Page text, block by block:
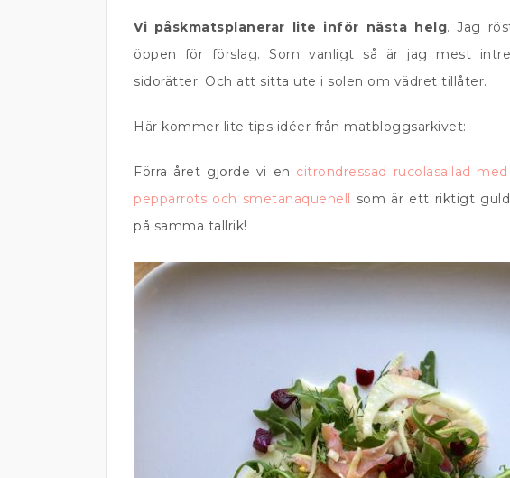
Vi påskmatsplanerar lite inför nästa helg. Jag
öppen för förslag. Som vanligt så är jag mest
sidorätter. Och att sitta ute i solen om vädret tillåter.
Här kommer lite tips idéer från matbloggsarkivet:
Förra året gjorde vi en citrondressad rucolasallad
pepparrots och smetanaquenell som är ett riktigt
på samma tallrik!